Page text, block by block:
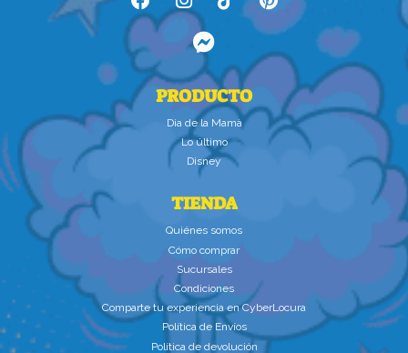
PRODUCTO
Dìa de la Mamà
Lo último
Disney
TIENDA
Quiénes somos
Cómo comprar
Sucursales
Condiciones
Comparte tu experiencia en CyberLocura
Política de Envíos
Política de devolución